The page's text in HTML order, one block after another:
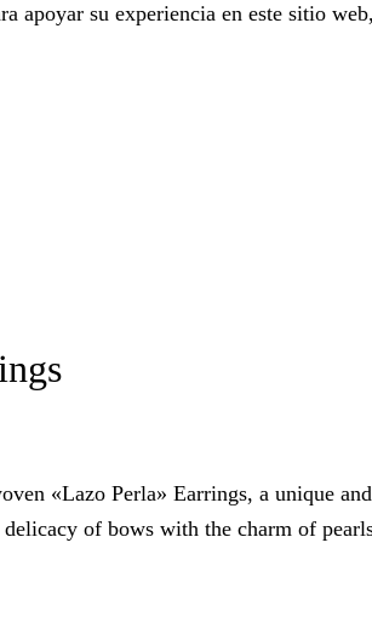
apoyar su experiencia en este sitio
«Lazo Perla» Earrings, a unique
delicacy of bows with the charm of